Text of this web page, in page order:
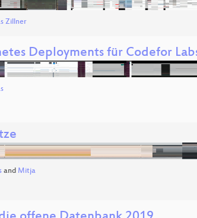
Zillner
Deployments für Codefor
and Mitja